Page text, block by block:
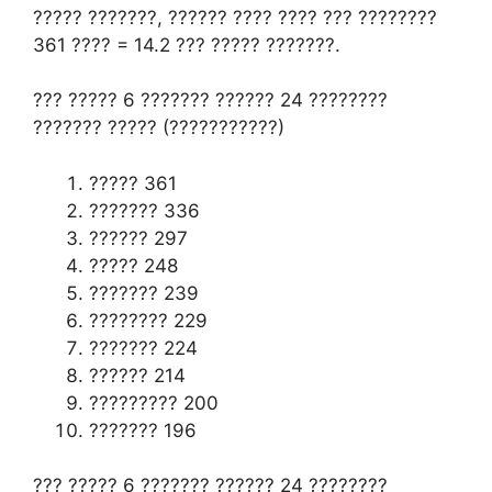
????? ???????, ?????? ???? ???? ??? ????????
361 ???? = 14.2 ??? ????? ???????.
??? ????? 6 ??????? ?????? 24 ????????
??????? ????? (???????????)
????? 361
??????? 336
?????? 297
????? 248
??????? 239
???????? 229
??????? 224
?????? 214
????????? 200
??????? 196
??? ????? 6 ??????? ?????? 24 ????????